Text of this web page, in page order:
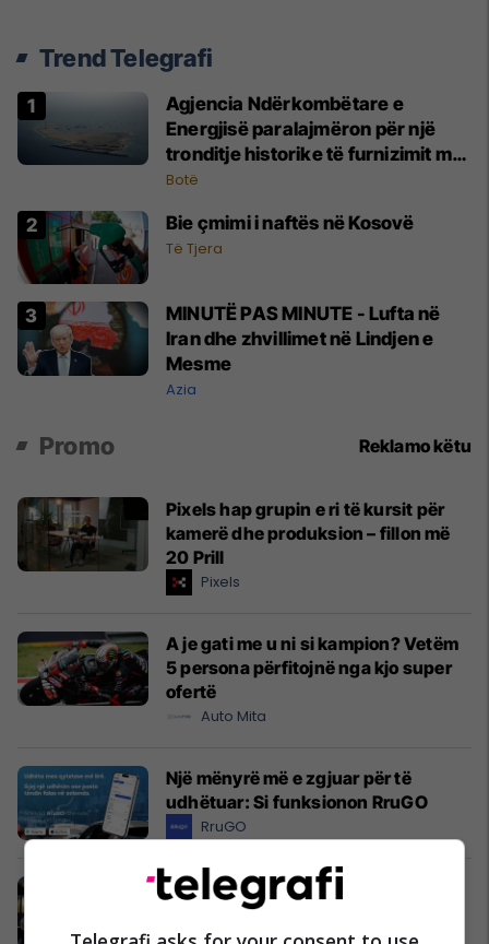
Trend Telegrafi
Agjencia Ndërkombëtare e
Energjisë paralajmëron për një
tronditje historike të furnizimit me
naftë, ndërsa lufta me Iranin mbyt
Botë
Bie çmimi i naftës në Kosovë
Të Tjera
MINUTË PAS MINUTE - Lufta në
Iran dhe zhvillimet në Lindjen e
Mesme
Azia
Promo Reklamo këtu
Pixels hap grupin e ri të kursit për
kamerë dhe produksion – fillon më
20 Prill
Pixels
A je gati me u ni si kampion? Vetëm
5 persona përfitojnë nga kjo super
ofertë
Auto Mita
Një mënyrë më e zgjuar për të
udhëtuar: Si funksionon RruGO
RruGO
Hapet showroomi më i madh në
Kosovë për panele dekorative – mbi
1000m² inspirim për dizajn modern